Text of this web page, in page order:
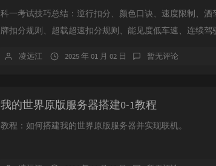
科一考试技巧总结：逆行扣分、颜色口诀、速度限制、
牌扣分规则、超载超速扣分规则、能见度低车速、连续驾
凌远江 2025 年 01 月 02 日 暂无评论
我的世界原版服务器搭建0-1教程
教程：如何搭建我的世界原版服务器并实现联机。